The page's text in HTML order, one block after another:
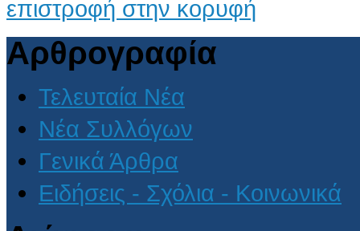
επιστροφή στην κορυφή
Αρθρογραφία
Τελευταία Νέα
Νέα Συλλόγων
Γενικά Άρθρα
Ειδήσεις - Σχόλια - Κοινωνικά